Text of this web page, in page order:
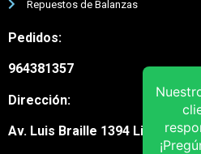
Repuestos de Balanzas
Pedidos:
964381357
Dirección:
Av. Luis Braille 1394 Lima